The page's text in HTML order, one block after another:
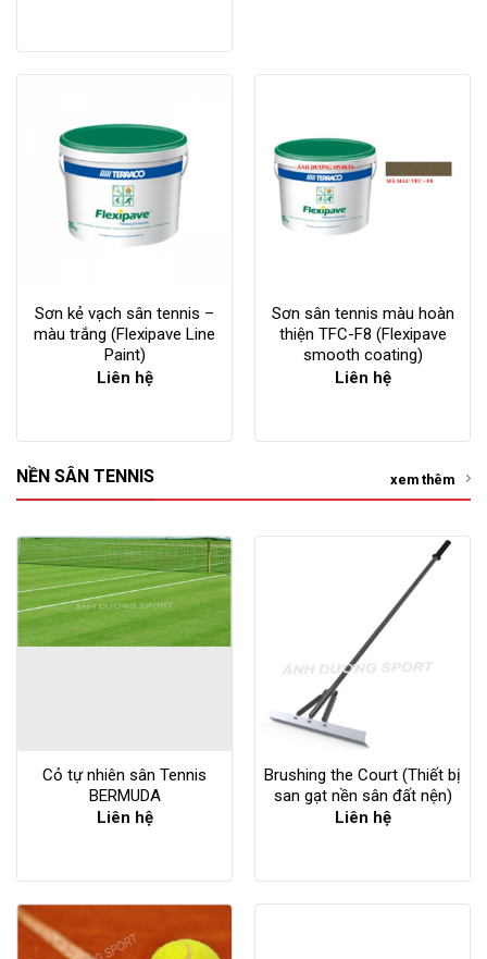
Sơn kẻ vạch sân tennis –
màu trắng (Flexipave Line
Paint)
Liên hệ
Sơn sân tennis màu hoàn
thiện TFC-F8 (Flexipave
smooth coating)
Liên hệ
NỀN SÂN TENNIS xem thêm
Cỏ tự nhiên sân Tennis
BERMUDA
Liên hệ
Brushing the Court (Thiết bị
san gạt nền sân đất nện)
Liên hệ